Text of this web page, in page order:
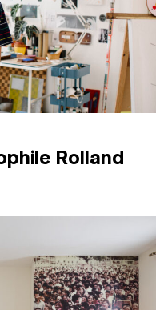
Rolland